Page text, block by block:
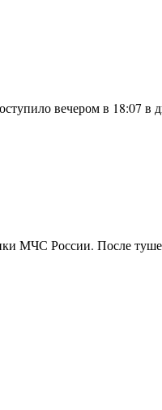
вечером в 18:07 в
МЧС России. После